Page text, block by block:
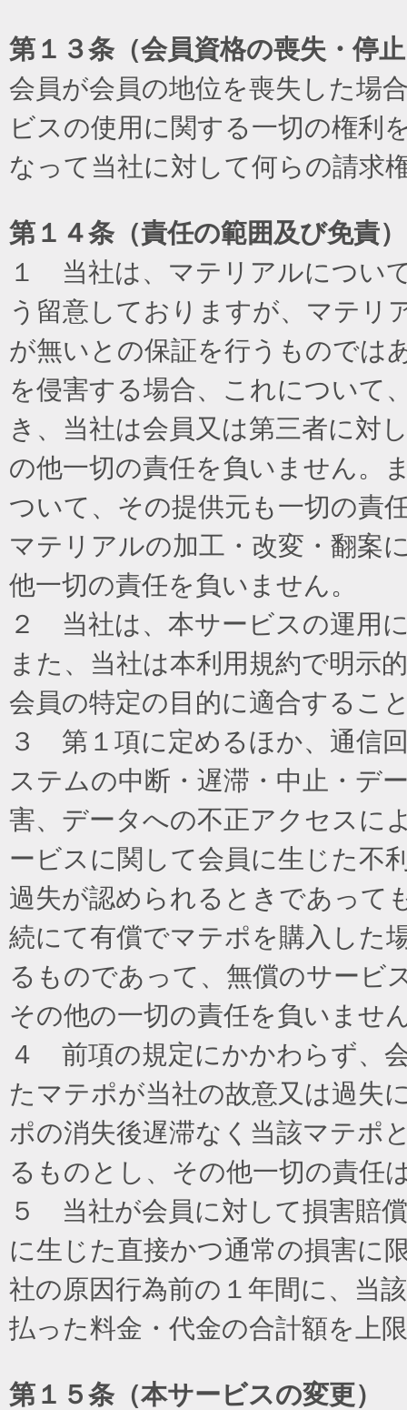
第１３条（会員資格の喪失・停
会員が会員の地位を喪失した場
ビスの使用に関する一切の権利
なって当社に対して何らの請求
第１４条（責任の範囲及び免責）
１ 当社は、マテリアルについ
う留意しておりますが、マテリ
が無いとの保証を行うものでは
を侵害する場合、これについて
き、当社は会員又は第三者に対
の他一切の責任を負いません。
ついて、その提供元も一切の責
マテリアルの加工・改変・翻案
他一切の責任を負いません。
２ 当社は、本サービスの運用
また、当社は本利用規約で明示
会員の特定の目的に適合するこ
３ 第１項に定めるほか、通信
ステムの中断・遅滞・中止・デ
害、データへの不正アクセスに
ービスに関して会員に生じた不
過失が認められるときであって
続にて有償でマテポを購入した
るものであって、無償のサービ
その他の一切の責任を負いませ
４ 前項の規定にかかわらず、
たマテポが当社の故意又は過失
ポの消失後遅滞なく当該マテポ
るものとし、その他一切の責任
５ 当社が会員に対して損害賠
に生じた直接かつ通常の損害に
社の原因行為前の１年間に、当
払った料金・代金の合計額を上
第１５条（本サービスの変更）